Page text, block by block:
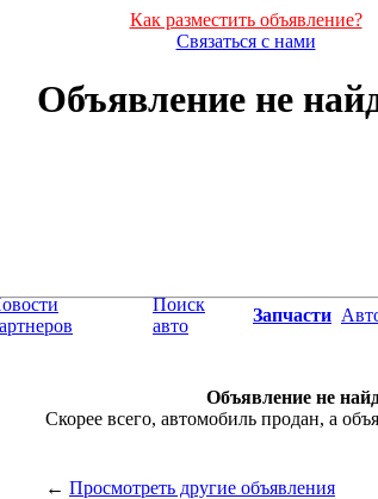
Как разместить объявление?
Связаться с нами
Объявление не
Поиск
авто
Запчасти
Объявление не
Скорее всего, автомобиль продан, а
← Просмотреть другие объявления